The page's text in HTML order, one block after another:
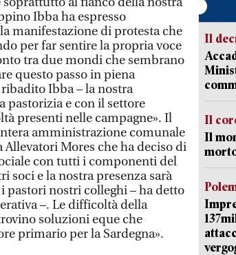
Ibba ha espresso
manifestazione di protesta che
per far sentire la propria voce
tra due mondi che sembrano
questo passo in piena
Ibba – la nostra
pastorizia e con il settore
presenti nelle campagne». Il
amministrazione comunale
Mores che ha deciso di
con tutti i componenti del
soci e la nostra presenza sarà
pastori nostri colleghi – ha detto
–. Le difficoltà della
soluzioni eque che
primario per la Sardegna».
Il
Il
Il